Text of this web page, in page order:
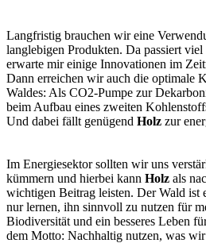
Langfristig brauchen wir eine
langlebigen Produkten. Da passiert
erwarte mir einige Innovationen im
Dann erreichen wir auch die optimale
Waldes: Als CO2-Pumpe zur
beim Aufbau eines zweiten
Und dabei fällt genügend Holz zur
Im Energiesektor sollten wir uns
kümmern und hierbei kann Holz als
wichtigen Beitrag leisten. Der Wald ist
nur lernen, ihn sinnvoll zu nutzen für
Biodiversität und ein besseres Leben
dem Motto: Nachhaltig nutzen, was